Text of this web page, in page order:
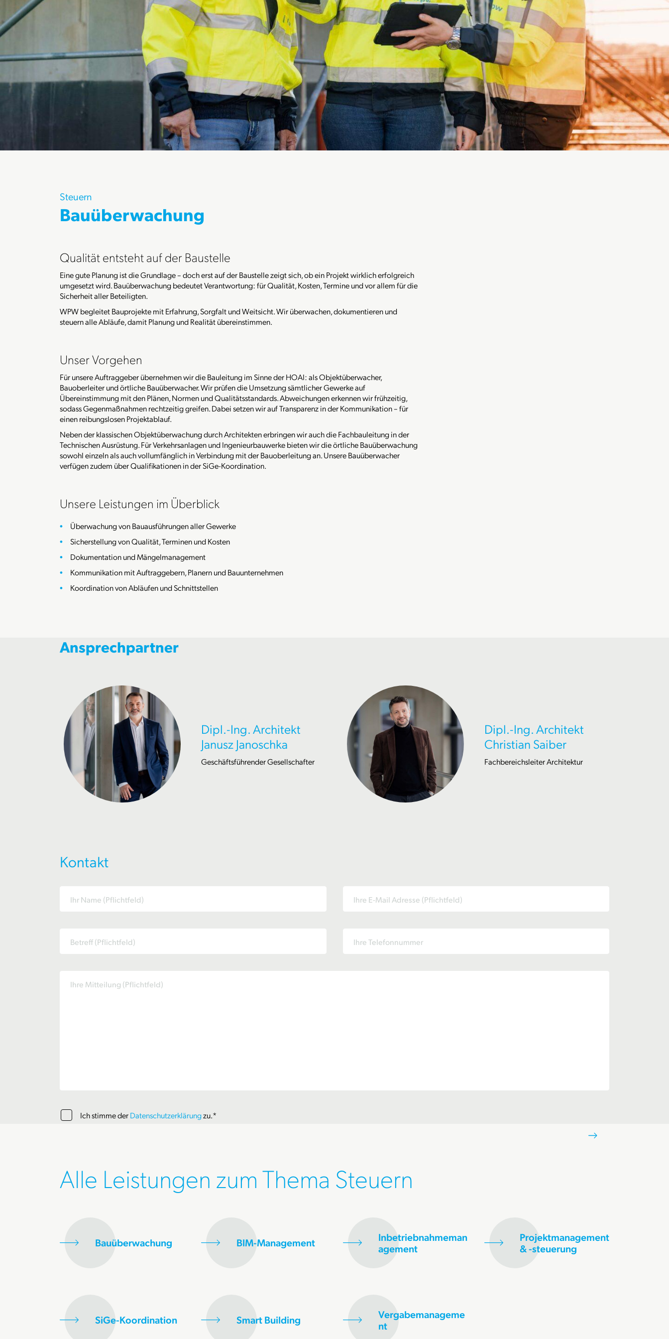
Steuern
Bauüberwachung
Qualität entsteht auf der Baustelle
Eine gute Planung ist die Grundlage – doch erst auf der Baustelle zeigt sich, ob ein Projekt wirklich erfolgreich
umgesetzt wird. Bauüberwachung bedeutet Verantwortung: für Qualität, Kosten, Termine und vor allem für die
Sicherheit aller Beteiligten.
WPW begleitet Bauprojekte mit Erfahrung, Sorgfalt und Weitsicht. Wir überwachen, dokumentieren und
steuern alle Abläufe, damit Planung und Realität übereinstimmen.
Unser Vorgehen
Für unsere Auftraggeber übernehmen wir die Bauleitung im Sinne der HOAI: als Objektüberwacher,
Bauoberleiter und örtliche Bauüberwacher. Wir prüfen die Umsetzung sämtlicher Gewerke auf
Übereinstimmung mit den Plänen, Normen und Qualitätsstandards. Abweichungen erkennen wir frühzeitig,
sodass Gegenmaßnahmen rechtzeitig greifen. Dabei setzen wir auf Transparenz in der Kommunikation – für
einen reibungslosen Projektablauf.
Neben der klassischen Objektüberwachung durch Architekten erbringen wir auch die Fachbauleitung in der
Technischen Ausrüstung. Für Verkehrsanlagen und Ingenieurbauwerke bieten wir die örtliche Bauüberwachung
sowohl einzeln als auch vollumfänglich in Verbindung mit der Bauoberleitung an. Unsere Bauüberwacher
verfügen zudem über Qualifikationen in der SiGe-Koordination.
Unsere Leistungen im Überblick
Überwachung von Bauausführungen aller Gewerke
Sicherstellung von Qualität, Terminen und Kosten
Dokumentation und Mängelmanagement
Kommunikation mit Auftraggebern, Planern und Bauunternehmen
Koordination von Abläufen und Schnittstellen
Ansprechpartner
Dipl.-Ing. Architekt
Janusz Janoschka
Geschäftsführender Gesellschafter
Dipl.-Ing. Architekt
Christian Saiber
Fachbereichsleiter Architektur
Kontakt
Ich stimme derDatenschutzerklärungzu.*
Alle Leistungen zum Thema Steuern
Bauüberwachung BIM-Management
Inbetriebnahmeman
agement
Projektmanagement
& -steuerung
SiGe-Koordination Smart Building
Vergabemanageme
nt